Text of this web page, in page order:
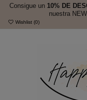
Consigue un 10% DE
nuestra
Wishlist (0)